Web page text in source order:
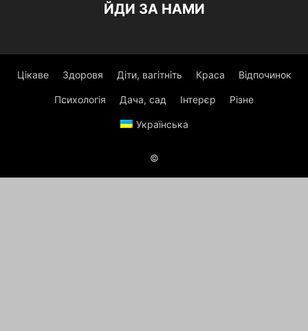
ЙДИ ЗА НАМИ
Цікаве Здоровя Діти, вагітніть Краса Відпочинок
Психологія Дача, сад Інтерєр Різне
Українська
©